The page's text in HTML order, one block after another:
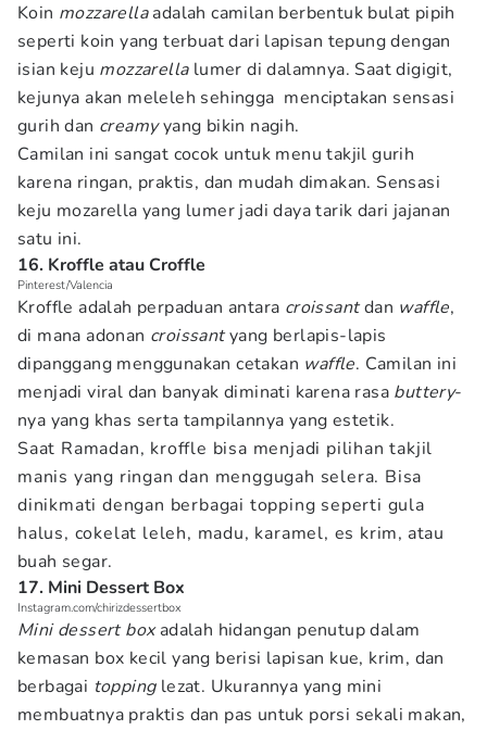
Koin mozzarellaadalah camilan berbentuk bulat pipih
seperti koin yang terbuat dari lapisan tepung dengan
isian keju mozzarella lumer di dalamnya. Saat digigit,
kejunya akan meleleh sehingga menciptakan sensasi
gurih dan creamyyang bikin nagih.
Camilan ini sangat cocok untuk menu takjil gurih
karena ringan, praktis, dan mudah dimakan. Sensasi
keju mozarella yang lumer jadi daya tarik dari jajanan
satu ini.
16. Kroffle atau Croffle
Pinterest/Valencia
Kroffle adalah perpaduan antara croissantdan waffle,
di mana adonan croissantyang berlapis-lapis
dipanggang menggunakan cetakan waffle. Camilan ini
menjadi viral dan banyak diminati karena rasa buttery-
nya yang khas serta tampilannya yang estetik.
Saat Ramadan, kroffle bisa menjadi pilihan takjil
manis yang ringan dan menggugah selera. Bisa
dinikmati dengan berbagai topping seperti gula
halus, cokelat leleh, madu, karamel, es krim, atau
buah segar.
17. Mini Dessert Box
Instagram.com/chirizdessertbox
Mini dessert boxadalah hidangan penutup dalam
kemasan box kecil yang berisi lapisan kue, krim, dan
berbagai topping lezat. Ukurannya yang mini
membuatnya praktis dan pas untuk porsi sekali makan,